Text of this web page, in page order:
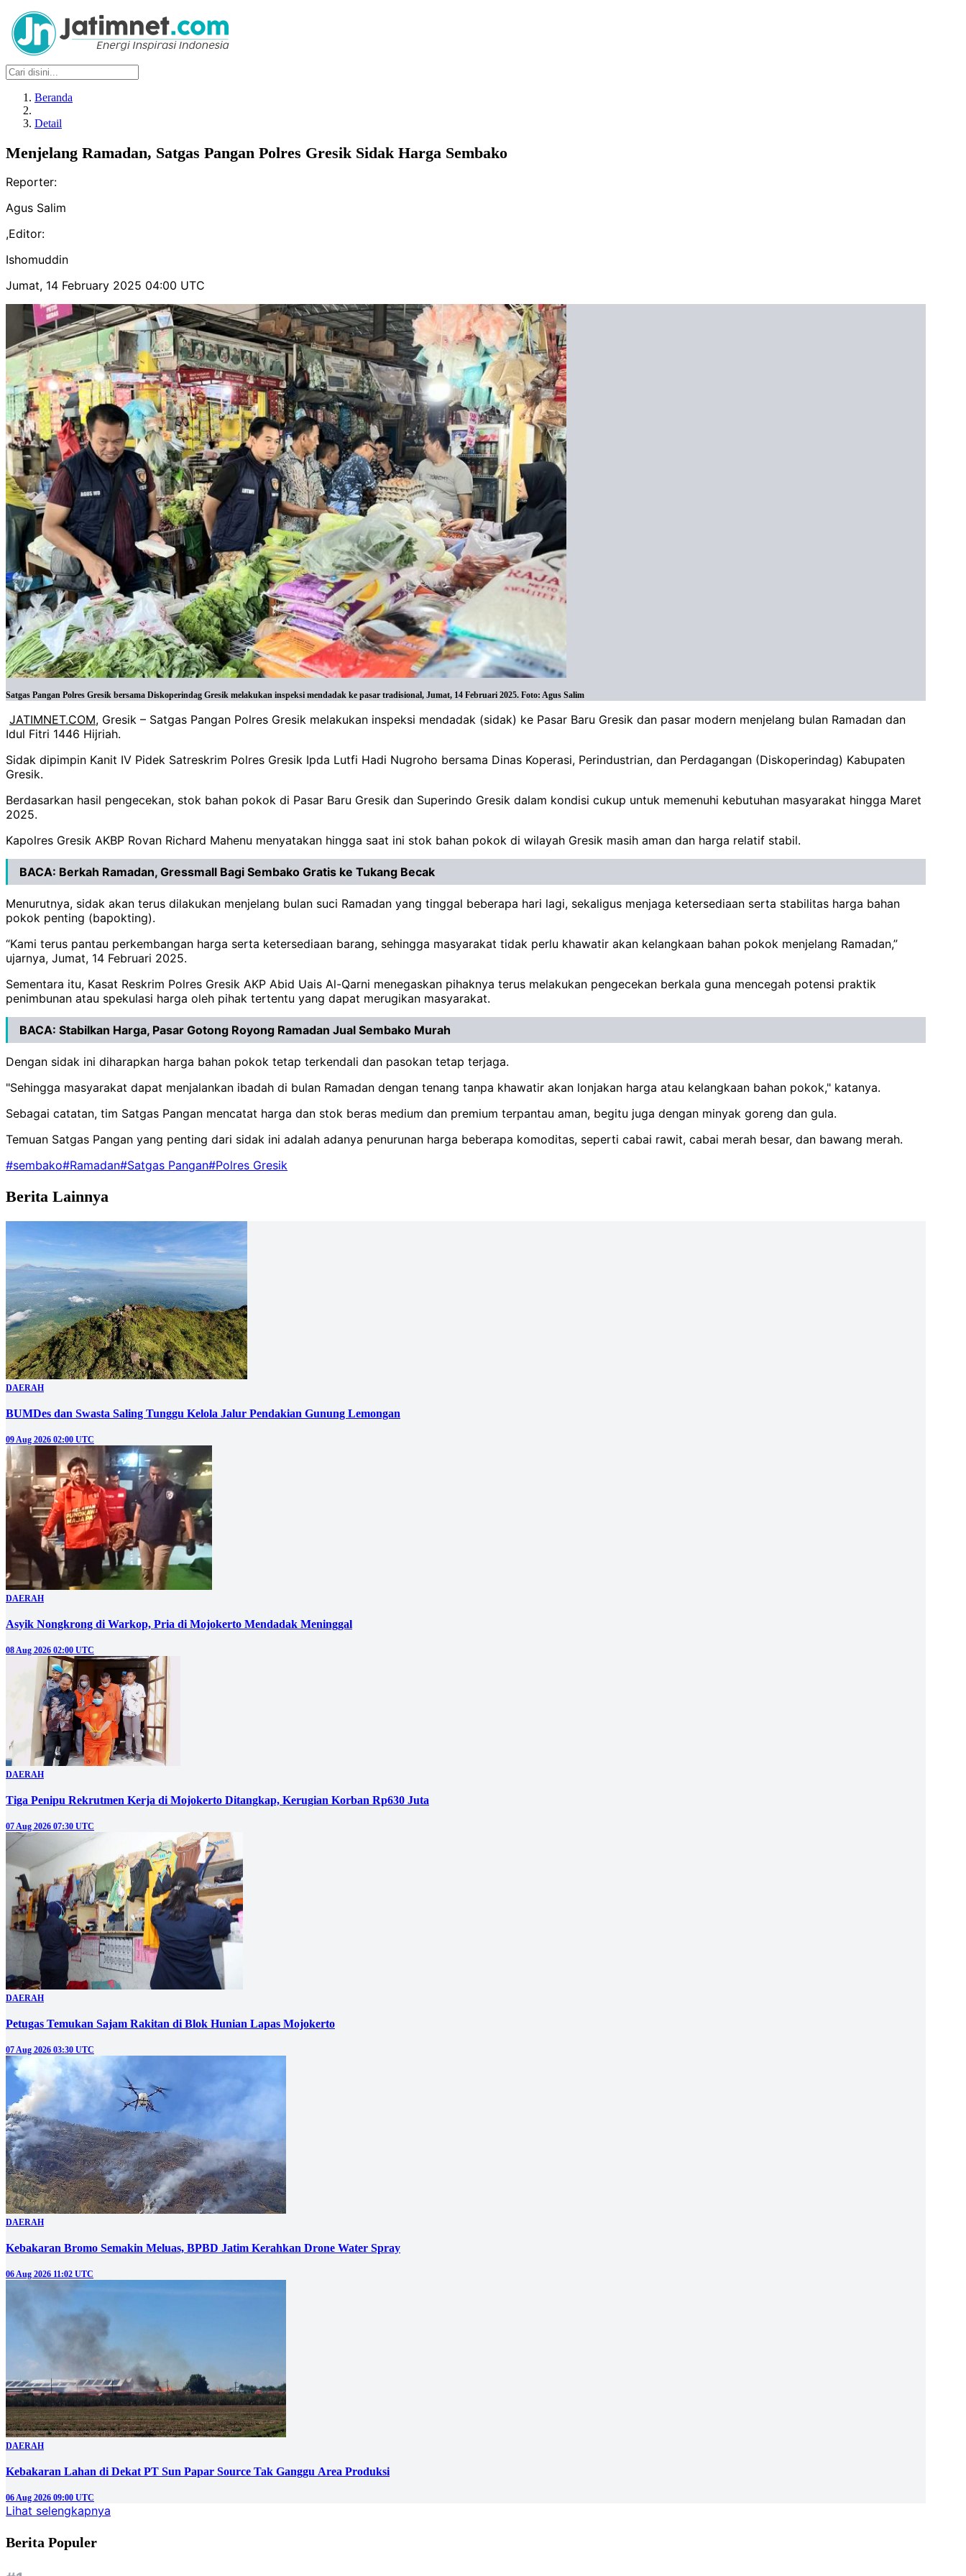
Beranda
Detail
Menjelang Ramadan, Satgas Pangan Polres Gresik Sidak Harga Sembako
Reporter:
Agus Salim
,Editor:
Ishomuddin
Jumat, 14 February 2025 04:00 UTC
Satgas Pangan Polres Gresik bersama Diskoperindag Gresik melakukan inspeksi mendadak ke pasar tradisional, Jumat, 14 Februari 2025. Foto: Agus Salim
JATIMNET.COM, Gresik – Satgas Pangan Polres Gresik melakukan inspeksi mendadak (sidak) ke Pasar Baru Gresik dan pasar modern menjelang bulan Ramadan dan
Idul Fitri 1446 Hijriah.
Sidak dipimpin Kanit IV Pidek Satreskrim Polres Gresik Ipda Lutfi Hadi Nugroho bersama Dinas Koperasi, Perindustrian, dan Perdagangan (Diskoperindag) Kabupaten
Gresik.
Berdasarkan hasil pengecekan, stok bahan pokok di Pasar Baru Gresik dan Superindo Gresik dalam kondisi cukup untuk memenuhi kebutuhan masyarakat hingga Maret
2025.
Kapolres Gresik AKBP Rovan Richard Mahenu menyatakan hingga saat ini stok bahan pokok di wilayah Gresik masih aman dan harga relatif stabil.
BACA: Berkah Ramadan, Gressmall Bagi Sembako Gratis ke Tukang Becak
Menurutnya, sidak akan terus dilakukan menjelang bulan suci Ramadan yang tinggal beberapa hari lagi, sekaligus menjaga ketersediaan serta stabilitas harga bahan
pokok penting (bapokting).
“Kami terus pantau perkembangan harga serta ketersediaan barang, sehingga masyarakat tidak perlu khawatir akan kelangkaan bahan pokok menjelang Ramadan,”
ujarnya, Jumat, 14 Februari 2025.
Sementara itu, Kasat Reskrim Polres Gresik AKP Abid Uais Al-Qarni menegaskan pihaknya terus melakukan pengecekan berkala guna mencegah potensi praktik
penimbunan atau spekulasi harga oleh pihak tertentu yang dapat merugikan masyarakat.
BACA: Stabilkan Harga, Pasar Gotong Royong Ramadan Jual Sembako Murah
Dengan sidak ini diharapkan harga bahan pokok tetap terkendali dan pasokan tetap terjaga.
"Sehingga masyarakat dapat menjalankan ibadah di bulan Ramadan dengan tenang tanpa khawatir akan lonjakan harga atau kelangkaan bahan pokok," katanya.
Sebagai catatan, tim Satgas Pangan mencatat harga dan stok beras medium dan premium terpantau aman, begitu juga dengan minyak goreng dan gula.
Temuan Satgas Pangan yang penting dari sidak ini adalah adanya penurunan harga beberapa komoditas, seperti cabai rawit, cabai merah besar, dan bawang merah.
#sembako#Ramadan#Satgas Pangan#Polres Gresik
Berita Lainnya
DAERAH
BUMDes dan Swasta Saling Tunggu Kelola Jalur Pendakian Gunung Lemongan
09 Aug 2026 02:00 UTC
DAERAH
Asyik Nongkrong di Warkop, Pria di Mojokerto Mendadak Meninggal
08 Aug 2026 02:00 UTC
DAERAH
Tiga Penipu Rekrutmen Kerja di Mojokerto Ditangkap, Kerugian Korban Rp630 Juta
07 Aug 2026 07:30 UTC
DAERAH
Petugas Temukan Sajam Rakitan di Blok Hunian Lapas Mojokerto
07 Aug 2026 03:30 UTC
DAERAH
Kebakaran Bromo Semakin Meluas, BPBD Jatim Kerahkan Drone Water Spray
06 Aug 2026 11:02 UTC
DAERAH
Kebakaran Lahan di Dekat PT Sun Papar Source Tak Ganggu Area Produksi
06 Aug 2026 09:00 UTC
Lihat selengkapnya
Berita Populer